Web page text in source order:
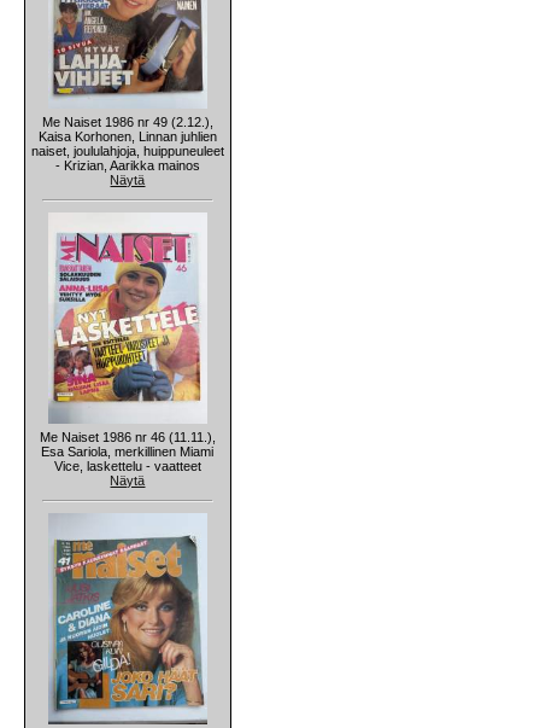
Me Naiset 1986 nr 49 (2.12.),
Kaisa Korhonen, Linnan juhlien
naiset, joululahjoja, huippuneuleet
- Krizian, Aarikka mainos
Näytä
Me Naiset 1986 nr 46 (11.11.),
Esa Sariola, merkillinen Miami
Vice, laskettelu - vaatteet
Näytä